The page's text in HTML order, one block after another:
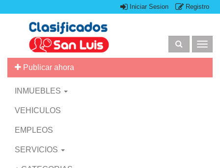
Iniciar Sesion Registro
Publicar ahora
INMUEBLES
VEHICULOS
EMPLEOS
SERVICIOS